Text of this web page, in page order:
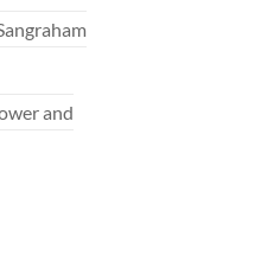
and